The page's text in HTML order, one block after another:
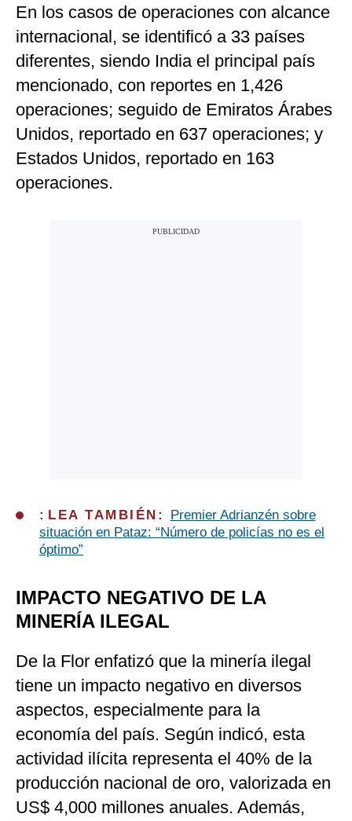
En los casos de operaciones con alcance
internacional, se identificó a 33 países
diferentes, siendo India el principal país
mencionado, con reportes en 1,426
operaciones; seguido de Emiratos Árabes
Unidos, reportado en 637 operaciones; y
Estados Unidos, reportado en 163
operaciones.
: LEA TAMBIÉN:
Premier Adrianzén sobre
situación en Pataz: “Número de policías no es el
óptimo”
IMPACTO NEGATIVO DE LA
MINERÍA ILEGAL
De la Flor enfatizó que la minería ilegal
tiene un impacto negativo en diversos
aspectos, especialmente para la
economía del país. Según indicó, esta
actividad ilícita representa el 40% de la
producción nacional de oro, valorizada en
US$ 4,000 millones anuales. Además,